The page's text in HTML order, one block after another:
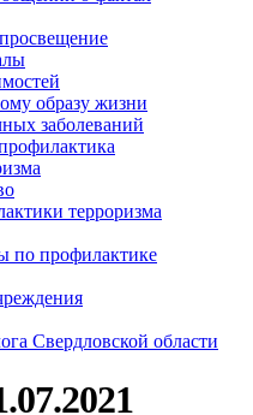
образу жизни
заболеваний
терроризма
по профилактике
Свердловской области